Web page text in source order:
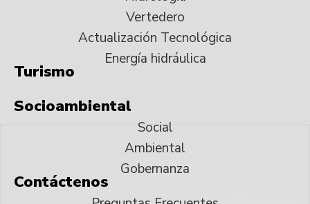
Vertedero
Actualización Tecnológica
Energía hidráulica
Turismo
Socioambiental
Social
Ambiental
Gobernanza
Contáctenos